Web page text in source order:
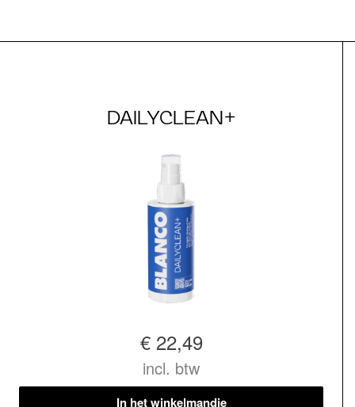
DAILYCLEAN+
€ 22,49
incl. btw
In het winkelmandje